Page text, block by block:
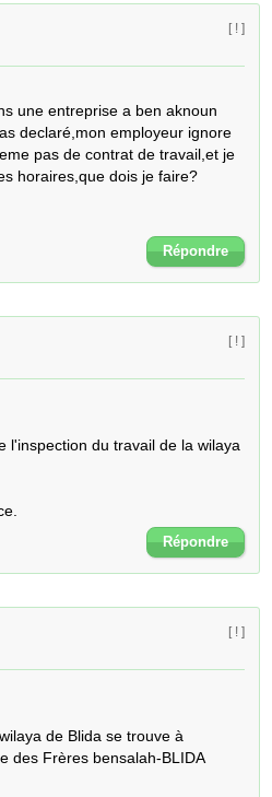
[ ! ]
une entreprise a ben aknoun
declaré,mon employeur ignore
pas de contrat de travail,et je
horaires,que dois je faire?
Répondre
[ ! ]
l'inspection du travail de la wilaya
Répondre
[ ! ]
de Blida se trouve à
des Frères bensalah-BLIDA